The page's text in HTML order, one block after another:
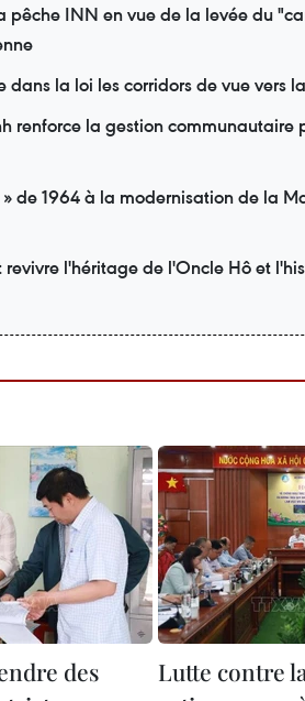
pêche INN en vue de la levée du
la loi les corridors de vue vers
renforce la gestion communautaire
de 1964 à la modernisation de la
l'héritage de l'Oncle Hô et
des
Lutte contre